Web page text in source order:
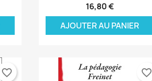
×
×
16,80 €
AJOUTER AU PANIER
favorite_border favorite_border